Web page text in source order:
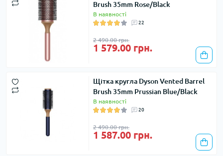
Brush 35mm Rose/Black
В наявності
22
2 490.00 грн.
1 579.00 грн.
Щітка кругла Dyson Vented Barrel
Brush 35mm Prussian Blue/Black
В наявності
20
2 490.00 грн.
1 587.00 грн.